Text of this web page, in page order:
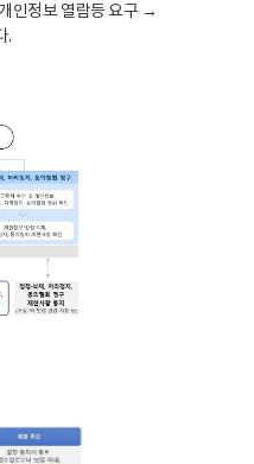
인정보 열람등 요구 →
.